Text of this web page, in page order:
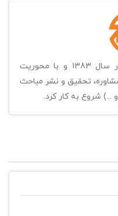
TMBA به شماره ثبت 237808 در سال 1383 و با محوریت
تحقیق و نشر مباحث